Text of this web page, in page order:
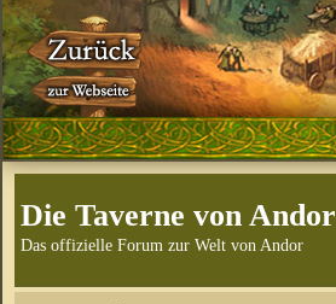
Die Taverne von Andor
Das offizielle Forum zur Welt von Andor